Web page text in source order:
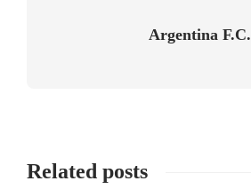
Argentina F.C.
Related posts